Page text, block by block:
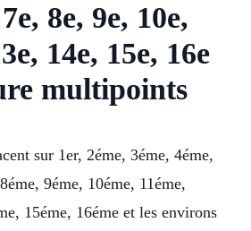
8e, 9e, 10e,
14e, 15e, 16e
multipoints
sur 1er, 2éme, 3éme, 4éme,
9éme, 10éme, 11éme,
15éme, 16éme et les environs